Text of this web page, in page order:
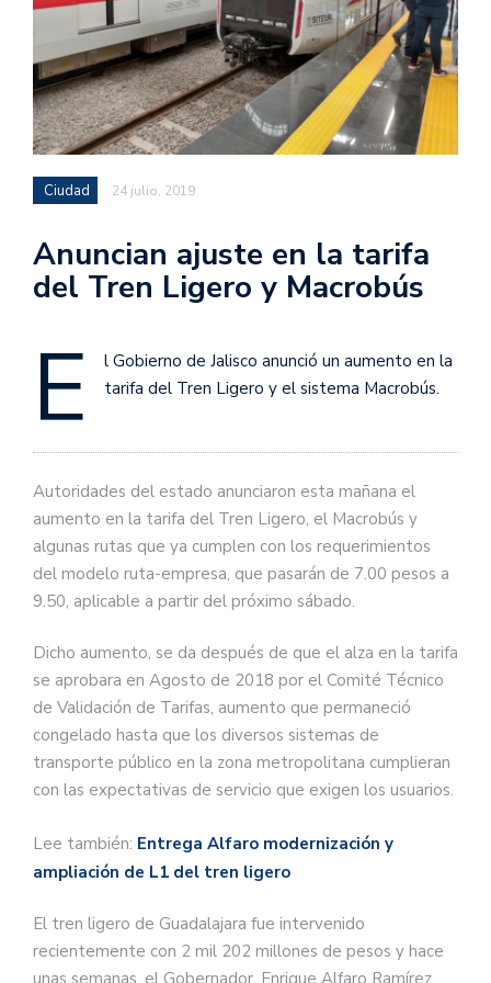
Ciudad 24 julio, 2019
Anuncian ajuste en la tarifa
del Tren Ligero y Macrobús
E
l Gobierno de Jalisco anunció un aumento en la
tarifa del Tren Ligero y el sistema Macrobús.
Autoridades del estado anunciaron esta mañana el
aumento en la tarifa del Tren Ligero, el Macrobús y
algunas rutas que ya cumplen con los requerimientos
del modelo ruta-empresa, que pasarán de 7.00 pesos a
9.50, aplicable a partir del próximo sábado.
Dicho aumento, se da después de que el alza en la tarifa
se aprobara en Agosto de 2018 por el Comité Técnico
de Validación de Tarifas, aumento que permaneció
congelado hasta que los diversos sistemas de
transporte público en la zona metropolitana cumplieran
con las expectativas de servicio que exigen los usuarios.
Lee también: Entrega Alfaro modernización y
ampliación de L1 del tren ligero
El tren ligero de Guadalajara fue intervenido
recientemente con 2 mil 202 millones de pesos y hace
unas semanas, el Gobernador, Enrique Alfaro Ramírez,